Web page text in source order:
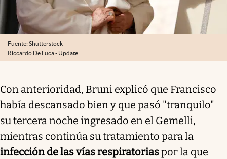
Fuente: Shutterstock
Riccardo De Luca - Update
Con anterioridad, Bruni explicó que Francisco
había descansado bien y que pasó "tranquilo"
su tercera noche ingresado en el Gemelli,
mientras continúa su tratamiento para la
infección de las vías respiratoriaspor la que